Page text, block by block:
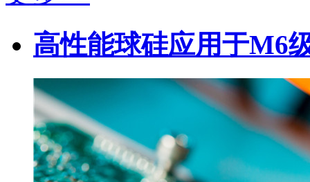
高性能球硅应用于M6